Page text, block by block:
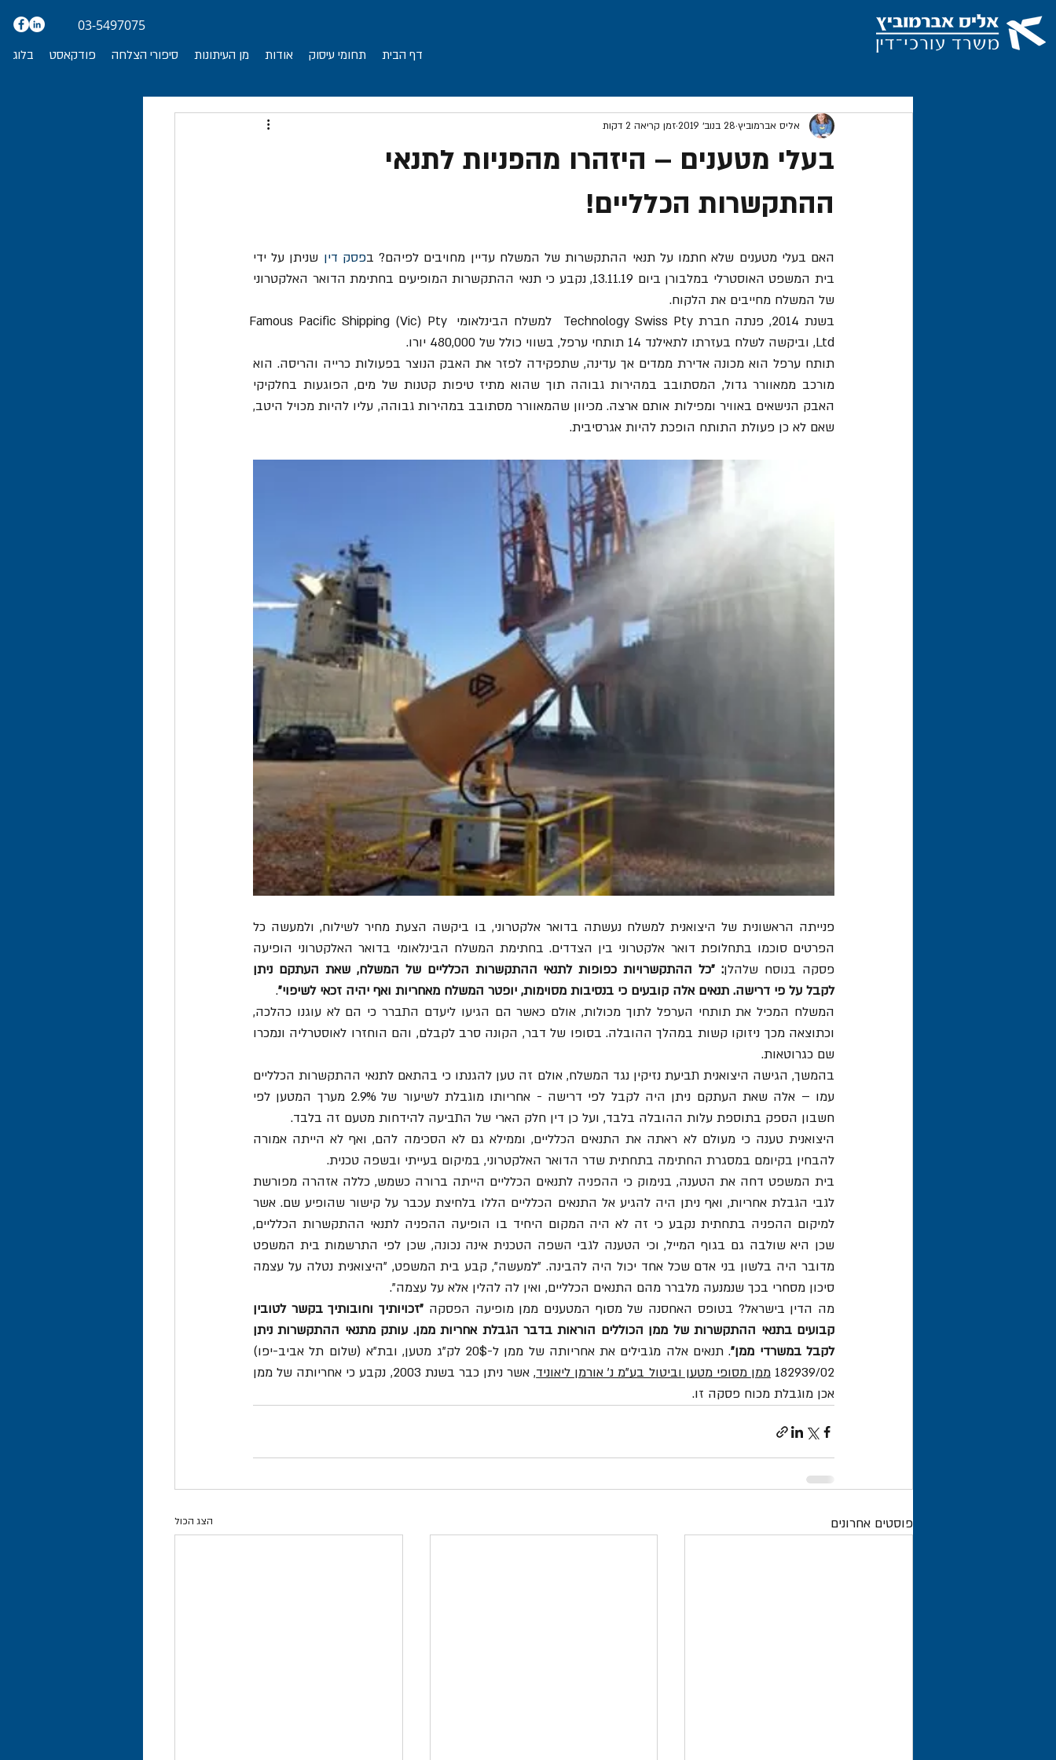
03-5497075
דף הבית תחומי עיסוק אודות מן העיתונות סיפורי הצלחה פודקאסט בלוג
בעלי מטענים – היזהרו מהפניות לתנאי
ההתקשרות הכלליים!
אליס אברמוביץ 28 בנוב׳ 2019 זמן קריאה 2 דקות
האם בעלי מטענים שלא חתמו על תנאי ההתקשרות של המשלח עדיין מחויבים לפיהם? בפסק דין
של המשלח מחייבים את הלקוח.
בשנת 2014, פנתה חברת Technology Swiss Pty  למשלח הבינלאומי Famous Pacific Shipping (Vic) Pty
Ltd, וביקשה לשלח בעזרתו לתאילנד 14 תותחי ערפל, בשווי כולל של 480,000 יורו.
שאם לא כן פעולת התותח הופכת להיות אגרסיבית.
פסקה בנוסח שלהלן
לקבל על פי דרישה. תנאים אלה קובעים כי בנסיבות מסוימות, יופטר המשלח מאחריות ואף יהיה זכאי לשיפוי".
שם כגרוטאות.
חשבון הספק בתוספת עלות ההובלה בלבד, ועל כן דין חלק הארי של התביעה להידחות מטעם זה בלבד.
להבחין בקיומם במסגרת החתימה בתחתית שדר הדואר האלקטרוני, במיקום בעייתי ובשפה טכנית.
סיכון מסחרי בכך שנמנעה מלברר מהם התנאים הכלליים, ואין לה להלין אלא על עצמה".
מה הדין בישראל? בטופס האחסנה של מסוף המטענים ממן מופיעה הפסקה
לקבל במשרדי ממן"
182939/02 ממן מסופי מטען וביטול בע"מ נ' אורמן ליאוניד
אכן מוגבלת מכוח פסקה זו.
פוסטים אחרונים הצג הכול